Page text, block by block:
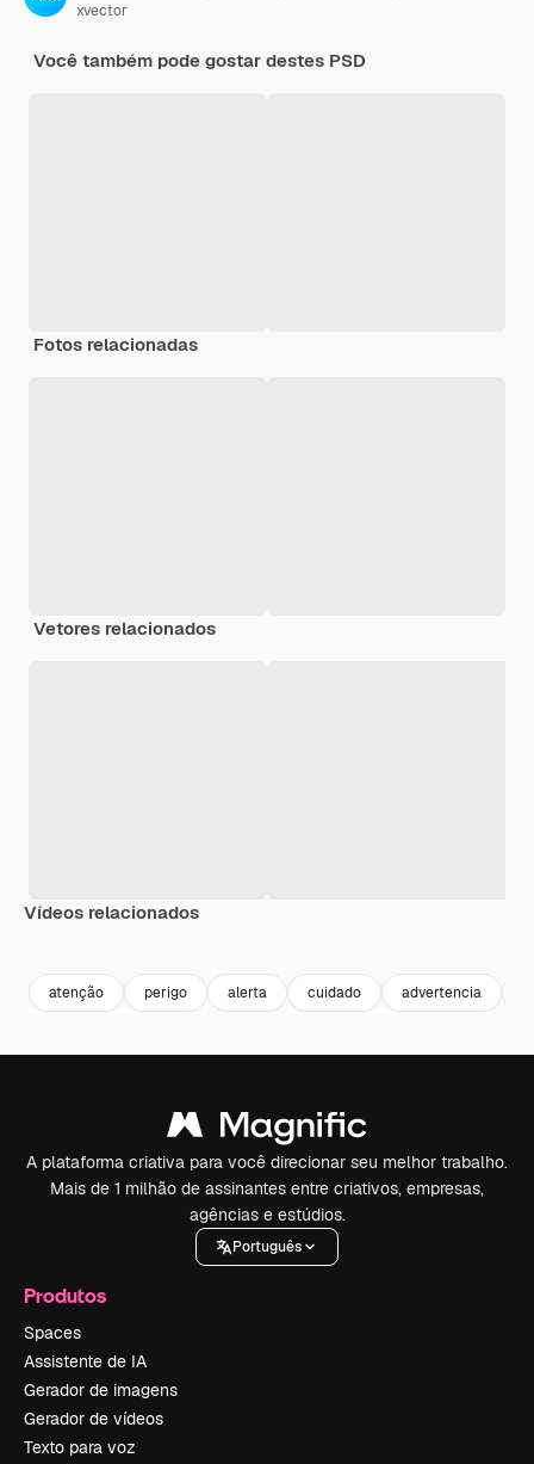
xvector
Você também pode gostar destes PSD
Fotos relacionadas
Vetores relacionados
Vídeos relacionados
atenção perigo alerta cuidado advertencia
A plataforma criativa para você direcionar seu melhor trabalho.
Mais de 1 milhão de assinantes entre criativos, empresas,
agências e estúdios.
Português
Produtos
Spaces
Assistente de IA
Gerador de imagens
Gerador de vídeos
Texto para voz